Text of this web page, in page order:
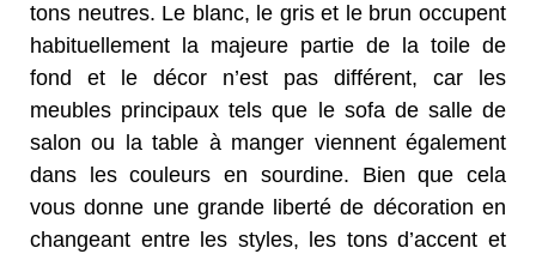
tons neutres. Le blanc, le gris et le brun occupent
habituellement la majeure partie de la toile de
fond et le décor n’est pas différent, car les
meubles principaux tels que le sofa de salle de
salon ou la table à manger viennent également
dans les couleurs en sourdine. Bien que cela
vous donne une grande liberté de décoration en
changeant entre les styles, les tons d’accent et